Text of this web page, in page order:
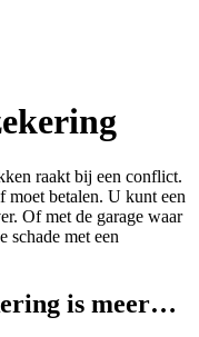
raakt bij een conflict.
moet betalen. U kunt een
Of met de garage waar
schade met een
is meer…